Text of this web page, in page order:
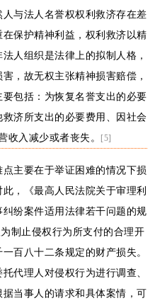
人与法人名誉权权利救济存在差
在保护精神利益，权利救济以精
人组织是法律上的拟制人格，
，故无权主张精神损害赔偿，
包括：为恢复名誉支出的必要
济所支出的必要费用、因社会
收入减少或者丧失。
[5]
点主要在于举证困难的情况下损
，《最高人民法院关于审理利
纷案件适用法律若干问题的规
制止侵权行为所支付的合理开
百八十二条规定的财产损失。
代理人对侵权行为进行调查、
当事人的请求和具体案情，可